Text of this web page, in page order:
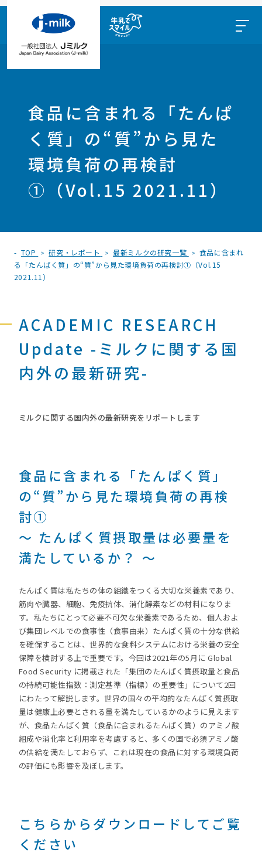
食品に含まれる「たんぱ
く質」の“質”から見た
環境負荷の再検討
①（Vol.15 2021.11）
TOP 研究・レポート 最新ミルクの研究一覧
食品に含まれ
る「たんぱく質」の“質”から見た環境負荷の再検討①（Vol.15
2021.11）
ACADEMIC RESEARCH
Update -ミルクに関する国
内外の最新研究-
ミルクに関する国内外の最新研究をリポートします
食品に含まれる「たんぱく質」
の“質”から見た環境負荷の再検
討①
～ たんぱく質摂取量は必要量を
満たしているか？ ～
たんぱく質は私たちの体の組織をつくる大切な栄養素であり、
筋肉や臓器、細胞、免疫抗体、消化酵素などの材料になりま
す。私たちにとって必要不可欠な栄養素であるため、個人およ
び集団レベルでの食事性（食事由来）たんぱく質の十分な供給
を確保することは、世界的な食料システムにおける栄養の安全
保障を検討する上で重要です。今回は2021年の5月に Global
Food Security に掲載された「集団のたんぱく質摂取量と食品
の持続可能性指数：測定基準（指標）の重要性」について2回
にわたって解説します。世界の国々の平均的なたんぱく質摂取
量は健康上必要とされる量を満たしているかのように見えます
が、食品たんぱく質（食品に含まれるたんぱく質）のアミノ酸
組成や消化率と利用率を考慮すると、多くの国で必須アミノ酸
の供給を満たしておらず、これは現在の食品に対する環境負荷
の評価にも影響を及ぼします。
こちらからダウンロードしてご覧
ください